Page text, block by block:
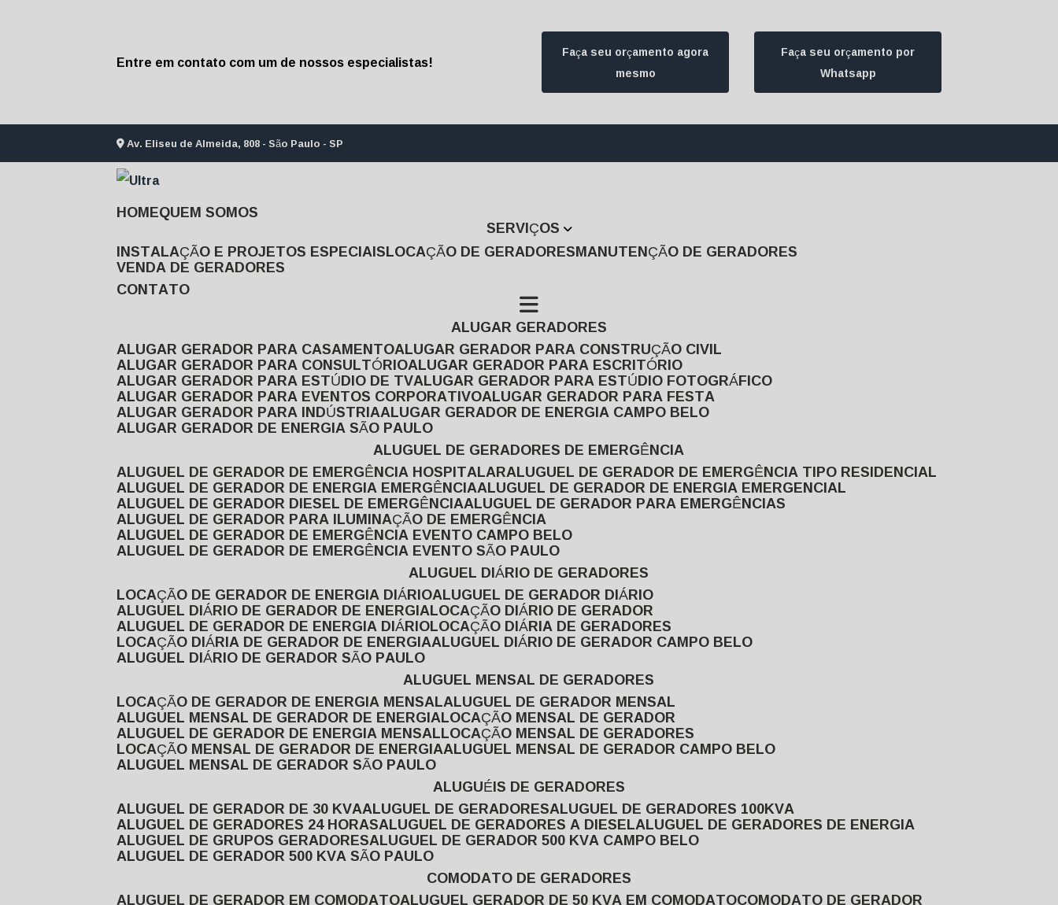
Entre em contato com um de nossos especialistas!
Faça seu orçamento agora
mesmo
Faça seu orçamento por
Whatsapp
Av. Eliseu de Almeida, 808 - São Paulo - SP
HOME QUEM SOMOS
SERVIÇOS
INSTALAÇÃO E PROJETOS ESPECIAIS LOCAÇÃO DE GERADORES MANUTENÇÃO DE GERADORES
VENDA DE GERADORES
CONTATO
ALUGAR GERADORES
ALUGAR GERADOR PARA CASAMENTO ALUGAR GERADOR PARA CONSTRUÇÃO CIVIL
ALUGAR GERADOR PARA CONSULTÓRIO ALUGAR GERADOR PARA ESCRITÓRIO
ALUGAR GERADOR PARA ESTÚDIO DE TV ALUGAR GERADOR PARA ESTÚDIO FOTOGRÁFICO
ALUGAR GERADOR PARA EVENTOS CORPORATIVO ALUGAR GERADOR PARA FESTA
ALUGAR GERADOR PARA INDÚSTRIA ALUGAR GERADOR DE ENERGIA CAMPO BELO
ALUGAR GERADOR DE ENERGIA SÃO PAULO
ALUGUEL DE GERADORES DE EMERGÊNCIA
ALUGUEL DE GERADOR DE EMERGÊNCIA HOSPITALAR ALUGUEL DE GERADOR DE EMERGÊNCIA TIPO RESIDENCIAL
ALUGUEL DE GERADOR DE ENERGIA EMERGÊNCIA ALUGUEL DE GERADOR DE ENERGIA EMERGENCIAL
ALUGUEL DE GERADOR DIESEL DE EMERGÊNCIA ALUGUEL DE GERADOR PARA EMERGÊNCIAS
ALUGUEL DE GERADOR PARA ILUMINAÇÃO DE EMERGÊNCIA
ALUGUEL DE GERADOR DE EMERGÊNCIA EVENTO CAMPO BELO
ALUGUEL DE GERADOR DE EMERGÊNCIA EVENTO SÃO PAULO
ALUGUEL DIÁRIO DE GERADORES
LOCAÇÃO DE GERADOR DE ENERGIA DIÁRIO ALUGUEL DE GERADOR DIÁRIO
ALUGUEL DIÁRIO DE GERADOR DE ENERGIA LOCAÇÃO DIÁRIO DE GERADOR
ALUGUEL DE GERADOR DE ENERGIA DIÁRIO LOCAÇÃO DIÁRIA DE GERADORES
LOCAÇÃO DIÁRIA DE GERADOR DE ENERGIA ALUGUEL DIÁRIO DE GERADOR CAMPO BELO
ALUGUEL DIÁRIO DE GERADOR SÃO PAULO
ALUGUEL MENSAL DE GERADORES
LOCAÇÃO DE GERADOR DE ENERGIA MENSAL ALUGUEL DE GERADOR MENSAL
ALUGUEL MENSAL DE GERADOR DE ENERGIA LOCAÇÃO MENSAL DE GERADOR
ALUGUEL DE GERADOR DE ENERGIA MENSAL LOCAÇÃO MENSAL DE GERADORES
LOCAÇÃO MENSAL DE GERADOR DE ENERGIA ALUGUEL MENSAL DE GERADOR CAMPO BELO
ALUGUEL MENSAL DE GERADOR SÃO PAULO
ALUGUÉIS DE GERADORES
ALUGUEL DE GERADOR DE 30 KVA ALUGUEL DE GERADORES ALUGUEL DE GERADORES 100KVA
ALUGUEL DE GERADORES 24 HORAS ALUGUEL DE GERADORES A DIESEL ALUGUEL DE GERADORES DE ENERGIA
ALUGUEL DE GRUPOS GERADORES ALUGUEL DE GERADOR 500 KVA CAMPO BELO
ALUGUEL DE GERADOR 500 KVA SÃO PAULO
COMODATO DE GERADORES
ALUGUEL DE GERADOR EM COMODATO ALUGUEL GERADOR DE 50 KVA EM COMODATO COMODATO DE GERADOR